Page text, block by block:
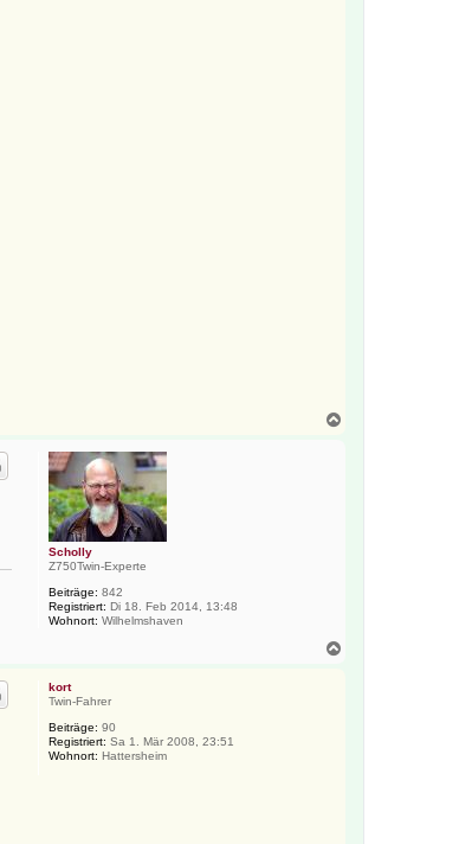
Scholly
Z750Twin-Experte
Beiträge: 842
Registriert: Di 18. Feb 2014, 13:48
Wohnort: Wilhelmshaven
kort
Twin-Fahrer
Beiträge: 90
Registriert: Sa 1. Mär 2008, 23:51
Wohnort: Hattersheim